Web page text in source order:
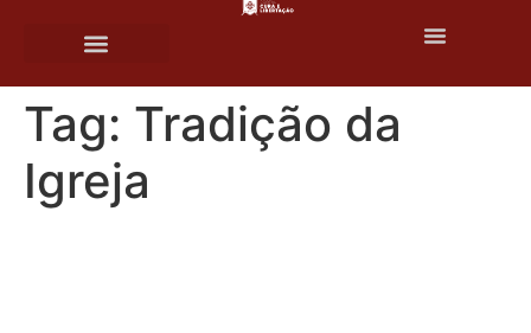
Tag: Tradição da
Igreja